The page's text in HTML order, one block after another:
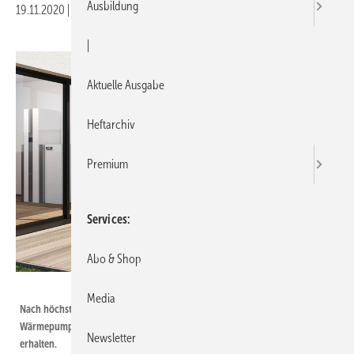
19.11.2020 Druckvorschau
Nach höchsten europäischen Qualitätsstandards geprüft: Die Wolf
Wärmepumpe CHA-Monoblock hat jetzt das HP Keymark-Zertifikat
erhalten.
Ausbildung
Aktuelle Ausgabe
Heftarchiv
Premium
Services
Abo & Shop
Media
Newsletter